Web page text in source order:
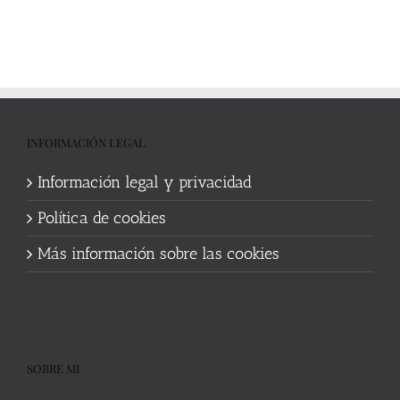
INFORMACIÓN LEGAL
Información legal y privacidad
Política de cookies
Más información sobre las cookies
SOBRE MI